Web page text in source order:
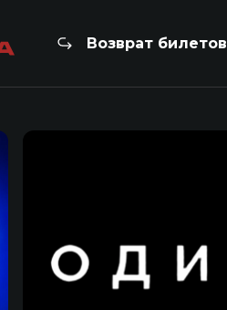
Возврат билетов